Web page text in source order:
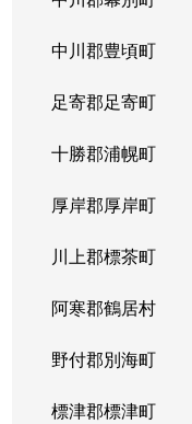
中川郡豊頃町
足寄郡足寄町
十勝郡浦幌町
厚岸郡厚岸町
川上郡標茶町
阿寒郡鶴居村
野付郡別海町
標津郡標津町